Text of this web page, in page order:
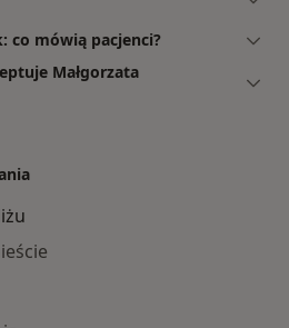
co mówią pacjenci?
Małgorzata